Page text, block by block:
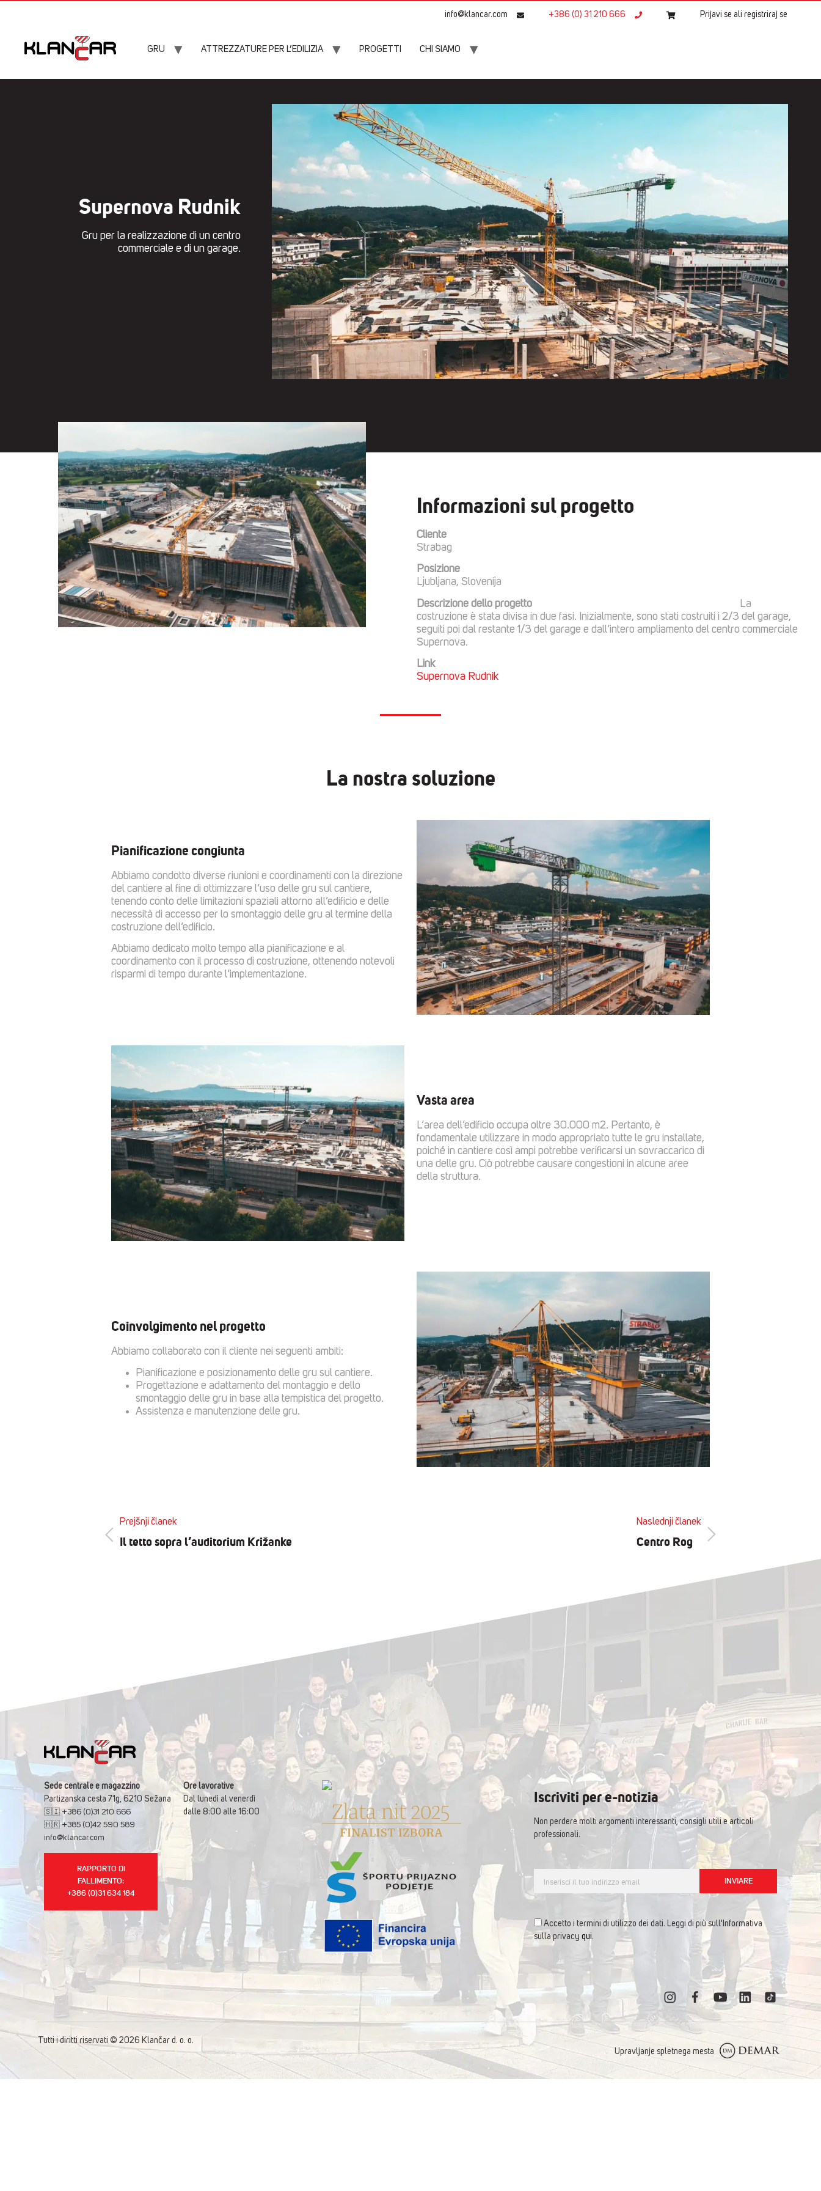
info@klancar.com +386 (0) 31 210 666 Prijavi se ali registriraj se
GRU ATTREZZATURE PER L’EDILIZIA PROGETTI CHI SIAMO
Supernova Rudnik
Gru per la realizzazione di un centro
commerciale e di un garage.
Informazioni sul progetto
Cliente
Strabag
Posizione
Ljubljana, Slovenija
Descrizione dello progetto
La
costruzione è stata divisa in due fasi. Inizialmente, sono stati costruiti i 2/3 del garage,
seguiti poi dal restante 1/3 del garage e dall’intero ampliamento del centro commerciale
Supernova.
Link
Supernova Rudnik
La nostra soluzione
Pianificazione congiunta
Abbiamo condotto diverse riunioni e coordinamenti con la direzione
del cantiere al fine di ottimizzare l’uso delle gru sul cantiere,
tenendo conto delle limitazioni spaziali attorno all’edificio e delle
necessità di accesso per lo smontaggio delle gru al termine della
costruzione dell’edificio.
Abbiamo dedicato molto tempo alla pianificazione e al
coordinamento con il processo di costruzione, ottenendo notevoli
risparmi di tempo durante l’implementazione.
Vasta area
L’area dell’edificio occupa oltre 30.000 m2. Pertanto, è
fondamentale utilizzare in modo appropriato tutte le gru installate,
poiché in cantiere così ampi potrebbe verificarsi un sovraccarico di
una delle gru. Ciò potrebbe causare congestioni in alcune aree
della struttura.
Coinvolgimento nel progetto
Abbiamo collaborato con il cliente nei seguenti ambiti:
Pianificazione e posizionamento delle gru sul cantiere.
Progettazione e adattamento del montaggio e dello
smontaggio delle gru in base alla tempistica del progetto.
Assistenza e manutenzione delle gru.
Prejšnji članek
Il tetto sopra l’auditorium Križanke
Naslednji članek
Centro Rog
Sede centrale e magazzino
Partizanska cesta 71g, 6210 Sežana
🇸🇮 +386 (0)31 210 666
🇭🇷 +385 (0)42 590 589
info@klancar.com
RAPPORTO DI
FALLIMENTO:
+386 (0)31 634 184
Ore lavorative
Dal lunedì al venerdì
dalle 8:00 alle 16:00
Iscriviti per e-notizia
Non perdere molti argomenti interessanti, consigli utili e articoli
professionali.
Accetto i termini di utilizzo dei dati. Leggi di più sull'Informativa
sulla privacy qui.
Tutti i diritti riservati © 2026 Klančar d. o. o.
Upravljanje spletnega mesta